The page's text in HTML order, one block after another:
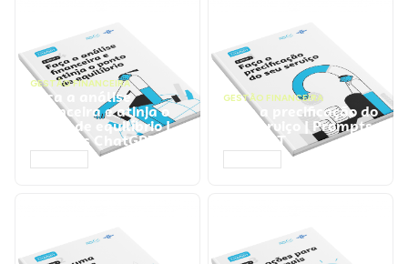
GESTÃO FINANCEIRA
Faça a análise
financeira e atinja o
ponto de equilíbrio |
Prompts ChatGPT
GESTÃO FINANCEIRA
Faça a precificação do
seu serviço | Prompts
ChatGPT